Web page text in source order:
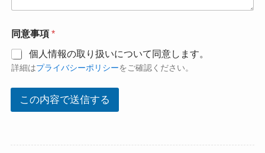
同意事項 *
個人情報の取り扱いについて同意します。
詳細はプライバシーポリシーをご確認ください。
この内容で送信する